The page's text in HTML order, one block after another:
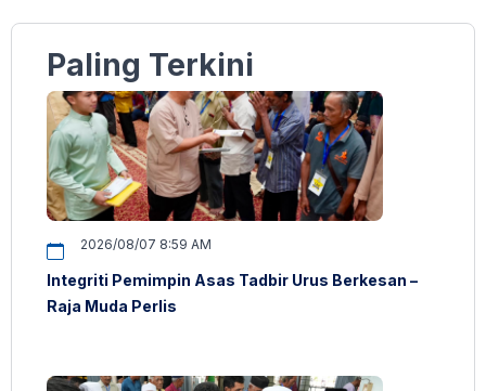
Paling Terkini
2026/08/07 8:59 AM
Integriti Pemimpin Asas Tadbir Urus Berkesan –
Raja Muda Perlis